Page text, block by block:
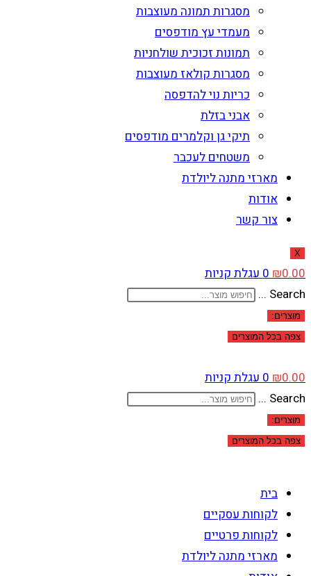
מסגרות תמונה מעוצבות
מעמדי עץ מודפסים
תמונות זכוכית שולחניות
מסגרות קולאז מעוצבות
כריות נוי להדפסה
אבני בזלת
תיקי גן וקלמרים מודפסים
משטחים לעכבר
מארזי מתנה ליולדת
אודות
צור קשר
X
₪0.00
0עגלת קניות
Search ...
מוצרים:
צפה בכל המוצרים
₪0.00
0עגלת קניות
Search ...
מוצרים:
צפה בכל המוצרים
בית
לקוחות עסקיים
לקוחות פרטיים
מארזי מתנה ליולדת